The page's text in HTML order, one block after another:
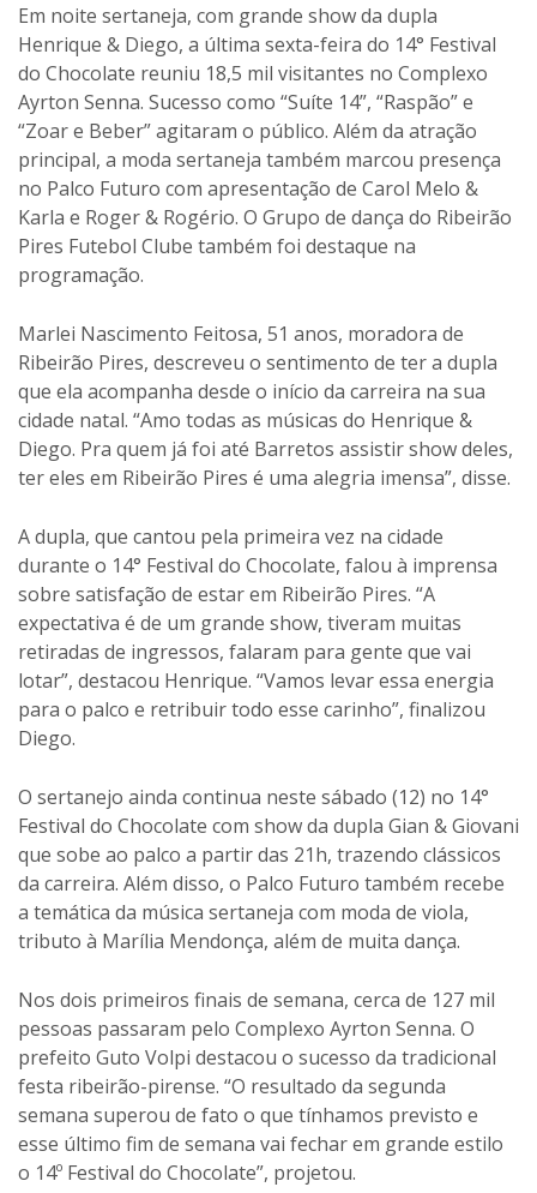
Em noite sertaneja, com grande show da dupla
Henrique & Diego, a última sexta-feira do 14° Festival
do Chocolate reuniu 18,5 mil visitantes no Complexo
Ayrton Senna. Sucesso como “Suíte 14”, “Raspão” e
“Zoar e Beber” agitaram o público. Além da atração
principal, a moda sertaneja também marcou presença
no Palco Futuro com apresentação de Carol Melo &
Karla e Roger & Rogério. O Grupo de dança do Ribeirão
Pires Futebol Clube também foi destaque na
programação.
Marlei Nascimento Feitosa, 51 anos, moradora de
Ribeirão Pires, descreveu o sentimento de ter a dupla
que ela acompanha desde o início da carreira na sua
cidade natal. “Amo todas as músicas do Henrique &
Diego. Pra quem já foi até Barretos assistir show deles,
ter eles em Ribeirão Pires é uma alegria imensa”, disse.
A dupla, que cantou pela primeira vez na cidade
durante o 14° Festival do Chocolate, falou à imprensa
sobre satisfação de estar em Ribeirão Pires. “A
expectativa é de um grande show, tiveram muitas
retiradas de ingressos, falaram para gente que vai
lotar”, destacou Henrique. “Vamos levar essa energia
para o palco e retribuir todo esse carinho”, finalizou
Diego.
O sertanejo ainda continua neste sábado (12) no 14°
Festival do Chocolate com show da dupla Gian & Giovani
que sobe ao palco a partir das 21h, trazendo clássicos
da carreira. Além disso, o Palco Futuro também recebe
a temática da música sertaneja com moda de viola,
tributo à Marília Mendonça, além de muita dança.
Nos dois primeiros finais de semana, cerca de 127 mil
pessoas passaram pelo Complexo Ayrton Senna. O
prefeito Guto Volpi destacou o sucesso da tradicional
festa ribeirão-pirense. “O resultado da segunda
semana superou de fato o que tínhamos previsto e
esse último fim de semana vai fechar em grande estilo
o 14º Festival do Chocolate”, projetou.